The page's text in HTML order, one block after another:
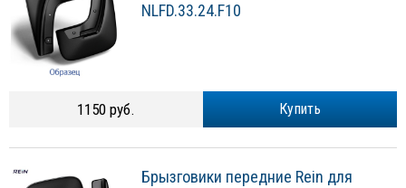
NLFD.33.24.F10
Купить
1150 руб.
Брызговики передние Rein для